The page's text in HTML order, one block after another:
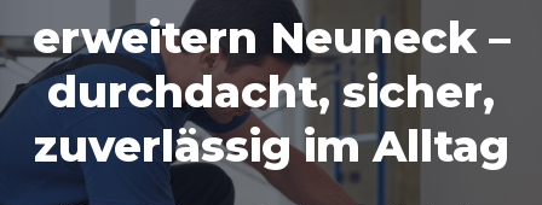
erweitern Neuneck –
durchdacht, sicher,
zuverlässig im Alltag